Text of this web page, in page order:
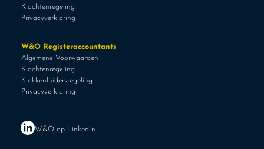
Klachtenregeling
Privacyverklaring
W&O Registeraccountants
Algemene Voorwaarden
Klachtenregeling
Klokkenluidersregeling
Privacyverklaring
W&O op LinkedIn